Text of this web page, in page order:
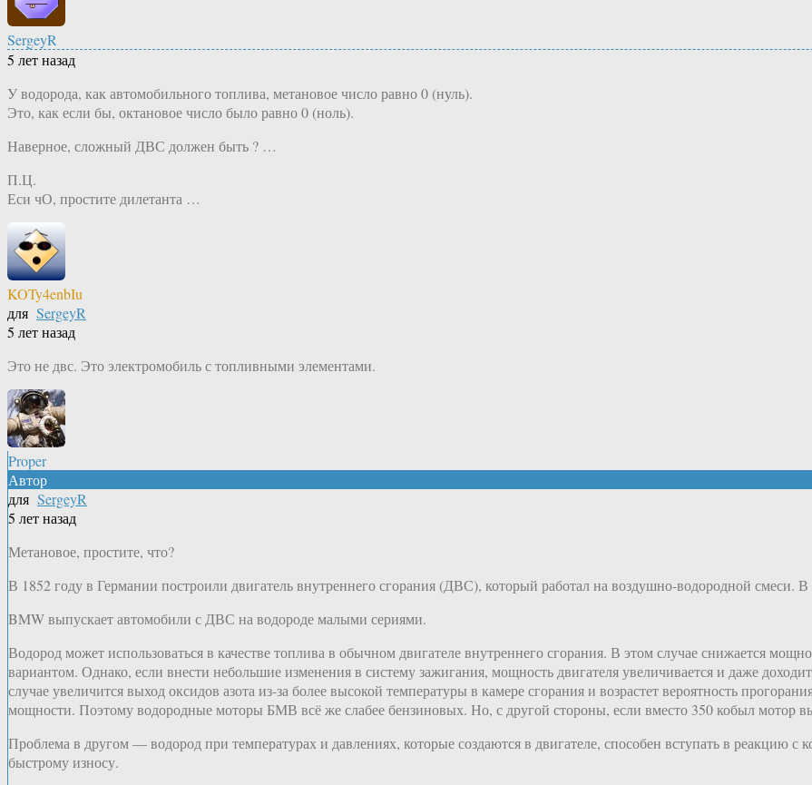
SergeyR
5 лет назад
У водорода, как автомобильного топлива, метановое число равно 0 (нуль).
Это, как если бы, октановое число было равно 0 (ноль).
Наверное, сложный ДВС должен быть ? …
П.Ц.
Еси чО, простите дилетанта …
KOTy4enbIu
для SergeyR
5 лет назад
Это не двс. Это электромобиль с топливными элементами.
Proper
Автор
для SergeyR
5 лет назад
Метановое, простите, что?
В 1852 году в Германии построили двигатель внутреннего сгорания (ДВС), который работал на воздушно-водородной смеси. В
BMW выпускает автомобили с ДВС на водороде малыми сериями.
Водород может использоваться в качестве топлива в обычном двигателе внутреннего сгорания. В этом случае снижается
вариантом. Однако, если внести небольшие изменения в систему зажигания, мощность двигателя увеличивается и даже
случае увеличится выход оксидов азота из-за более высокой температуры в камере сгорания и возрастет вероятность
мощности. Поэтому водородные моторы БМВ всё же слабее бензиновых. Но, с другой стороны, если вместо 350 кобыл мотор
Проблема в другом — водород при температурах и давлениях, которые создаются в двигателе, способен вступать в реакцию
быстрому износу.